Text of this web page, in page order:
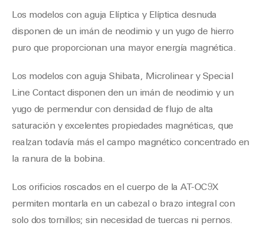
Los modelos con aguja Elíptica y Elíptica desnuda
disponen de un imán de neodimio y un yugo de hierro
puro que proporcionan una mayor energía magnética.
Los modelos con aguja Shibata, Microlinear y Special
Line Contact disponen den un imán de neodimio y un
yugo de permendur con densidad de flujo de alta
saturación y excelentes propiedades magnéticas, que
realzan todavía más el campo magnético concentrado en
la ranura de la bobina.
Los orificios roscados en el cuerpo de la AT-OC9X
permiten montarla en un cabezal o brazo integral con
solo dos tornillos; sin necesidad de tuercas ni pernos.